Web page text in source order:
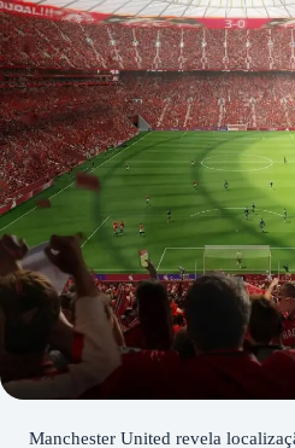
Manchester United revela